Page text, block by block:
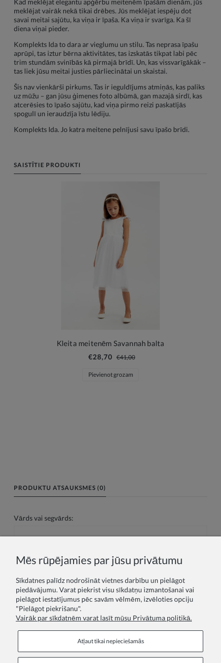
Kad meklējat elegantu apģērbu meitenēm īpašām dienām, jūs
meklējat vairāk nekā tikai drēbes. Jūs meklējat iespēju dot
savai meitai sajūtu, ka viņa ir īpaša. Ka viņa ir svarīga. Ka šī
diena viņai pieder.
Komplekts Ida to dara ar vieglumu un stilu. Tas neprasa īpašu
aprūpi, tas iztur bērna aktivitātes, tas izskatās tikpat labi pēc
trim stundām svinībās kā pirmajā brīdī. Un, kas vissvarīgākāk –
tas liek jūsu meitai justies pārliecinātai un skaistai.
Šis nav vienkārši pirkums. Tas ir ieguldījums atmiņās, kas paliks
uz mūžu – gan jūsu ģimenes foto albūmā, gan mazajā sirdī, kas
atcerēsies to īpašo sajūtu, kad viņa pirmo reizi paskatījās
spogulī un ieraudzīja īstu lēdiju.
Komplekts Ida. Jo katra meitene pelnījusi savu īpašo brīdi.
SAISTĪTIE PRODUKTI
Kleita meitenēm Savannah balta
€28,70 €41,00
Pievienot grozam
PRODUKTU ATSAUKSMES (0)
Vārds vai segvārds:
Jūsu atsauksme:
Sūtīt
Mēs rūpējamies par jūsu privātumu
Sīkdatnes palīdz nodrošināt vietnes darbību un pielāgot
piedāvājumu. Varat piekrist visu sīkdatņu izmantošanai vai
pielāgot iestatījumus pēc savām vēlmēm, izvēloties opciju
"Pielāgot piekrišanu".
Vairāk par sīkdatnēm varat lasīt mūsu Privātuma politikā.
Atļaut tikai nepieciešamās